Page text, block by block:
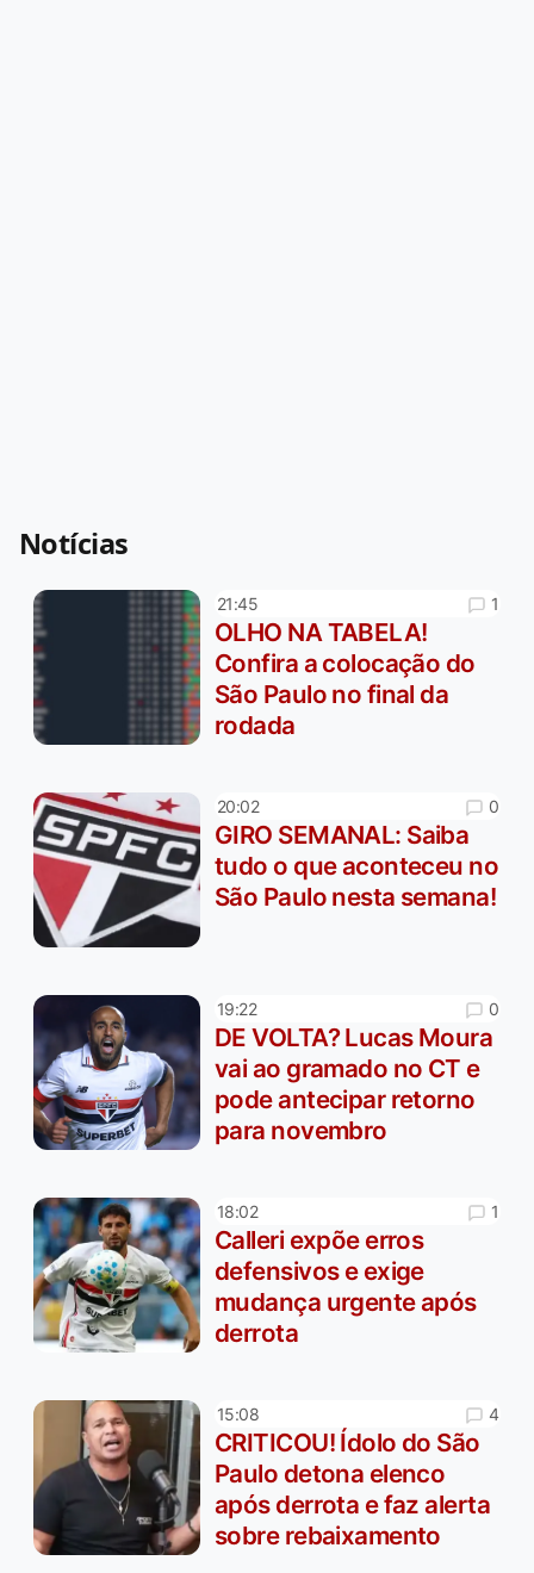
Notícias
21:45 1
OLHO NA TABELA!
Confira a colocação do
São Paulo no final da
rodada
20:02 0
GIRO SEMANAL: Saiba
tudo o que aconteceu no
São Paulo nesta semana!
19:22 0
DE VOLTA? Lucas Moura
vai ao gramado no CT e
pode antecipar retorno
para novembro
18:02 1
Calleri expõe erros
defensivos e exige
mudança urgente após
derrota
15:08 4
CRITICOU! Ídolo do São
Paulo detona elenco
após derrota e faz alerta
sobre rebaixamento